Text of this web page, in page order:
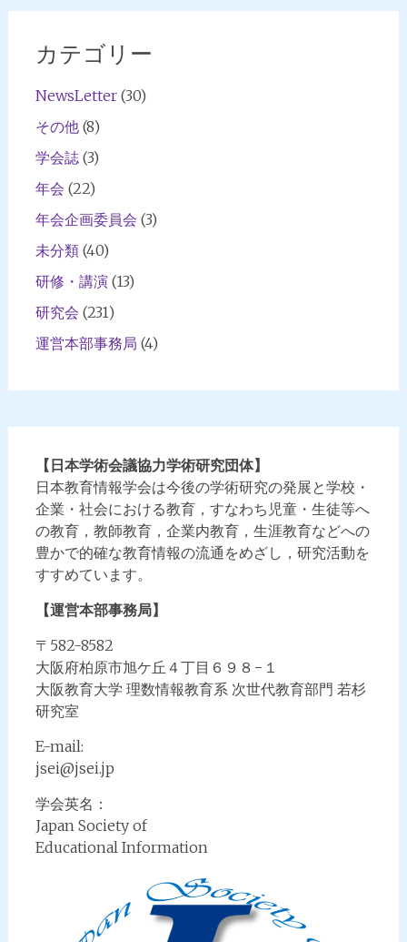
カテゴリー
NewsLetter(30)
その他(8)
学会誌(3)
年会 (22)
年会企画委員会 (3)
未分類(40)
研修・講演(13)
研究会 (231)
運営本部事務局 (4)
【日本学術会議協力学術研究団体】
日本教育情報学会は今後の学術研究の発展と学校・
企業・社会における教育，すなわち児童・生徒等へ
の教育，教師教育，企業内教育，生涯教育などへの
豊かで的確な教育情報の流通をめざし，研究活動を
すすめています。
【運営本部事務局】
〒582-8582
大阪府柏原市旭ケ丘４丁目６９８−１
大阪教育大学 理数情報教育系 次世代教育部門 若杉
研究室
E-mail:
jsei@jsei.jp
学会英名：
Japan Society of
Educational Information